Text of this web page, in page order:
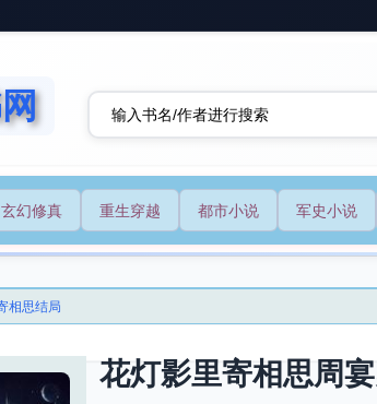
玄幻修真 重生穿越 都市小说 军史小说
相思结局
花灯影里寄相思周